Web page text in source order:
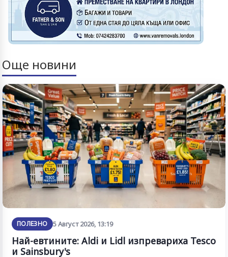
Още новини
ПОЛЕЗНО 5 Август 2026, 13:19
Най-евтините: Aldi и Lidl изпревариха Tesco
и Sainsbury's